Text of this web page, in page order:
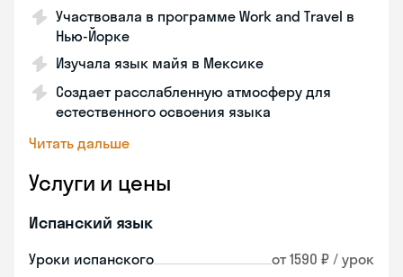
Участвовала в программе Work and Travel в
Нью-Йорке
Изучала язык майя в Мексике
Создает расслабленную атмосферу для
естественного освоения языка
Читать дальше
Услуги и цены
Испанский язык
Уроки испанского от 1590 ₽ / урок